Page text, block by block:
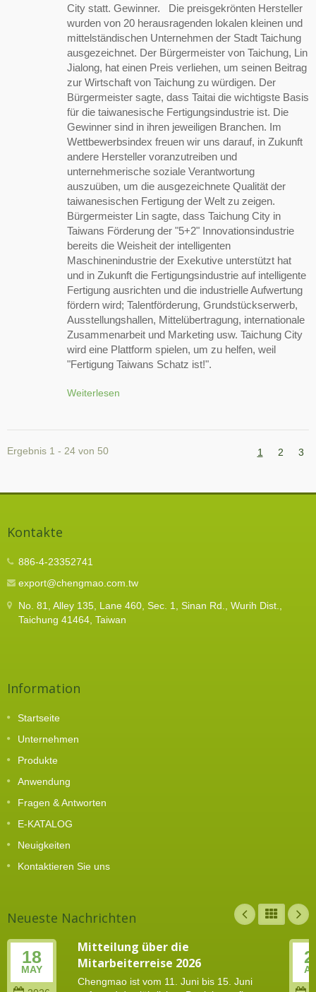
City statt. Gewinner. Die preisgekrönten Hersteller
wurden von 20 herausragenden lokalen kleinen und
mittelständischen Unternehmen der Stadt Taichung
ausgezeichnet. Der Bürgermeister von Taichung, Lin
Jialong, hat einen Preis verliehen, um seinen Beitrag
zur Wirtschaft von Taichung zu würdigen. Der
Bürgermeister sagte, dass Taitai die wichtigste Basis
für die taiwanesische Fertigungsindustrie ist. Die
Gewinner sind in ihren jeweiligen Branchen. Im
Wettbewerbsindex freuen wir uns darauf, in Zukunft
andere Hersteller voranzutreiben und
unternehmerische soziale Verantwortung
auszuüben, um die ausgezeichnete Qualität der
taiwanesischen Fertigung der Welt zu zeigen.
Bürgermeister Lin sagte, dass Taichung City in
Taiwans Förderung der "5+2" Innovationsindustrie
bereits die Weisheit der intelligenten
Maschinenindustrie der Exekutive unterstützt hat
und in Zukunft die Fertigungsindustrie auf intelligente
Fertigung ausrichten und die industrielle Aufwertung
fördern wird; Talentförderung, Grundstückserwerb,
Ausstellungshallen, Mittelübertragung, internationale
Zusammenarbeit und Marketing usw. Taichung City
wird eine Plattform spielen, um zu helfen, weil
"Fertigung Taiwans Schatz ist!".
Weiterlesen
Ergebnis 1 - 24 von 50 1 2 3
Kontakte
886-4-23352741
export@chengmao.com.tw
No. 81, Alley 135, Lane 460, Sec. 1, Sinan Rd., Wurih Dist.,
Taichung 41464, Taiwan
Information
Startseite
Unternehmen
Produkte
Anwendung
Fragen & Antworten
E-KATALOG
Neuigkeiten
Kontaktieren Sie uns
Neueste Nachrichten
18
MAY
Mitteilung über die
Mitarbeiterreise 2026
Chengmao ist vom 11. Juni bis 15. Juni